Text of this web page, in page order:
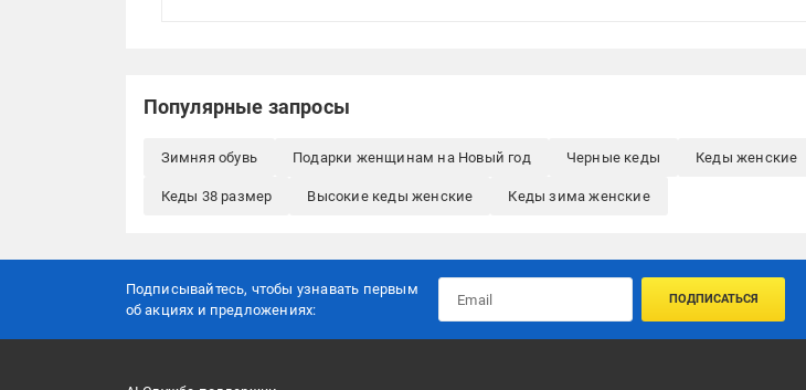
Популярные запросы
Зимняя обувь Подарки женщинам на Новый год Черные кеды Кеды женские
Кеды 38 размер Высокие кеды женские Кеды зима женские
Подписывайтесь, чтобы узнавать первым
об акцияx и предложениях:
ПОДПИСАТЬСЯ